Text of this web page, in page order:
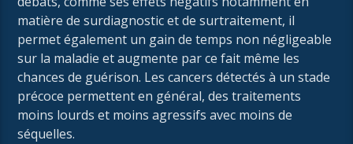
matière de surdiagnostic et de surtraitement, il
permet également un gain de temps non négligeable
sur la maladie et augmente par ce fait même les
chances de guérison. Les cancers détectés à un stade
précoce permettent en général, des traitements
moins lourds et moins agressifs avec moins de
séquelles.